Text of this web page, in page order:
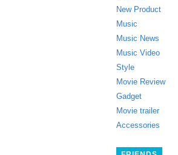
New Product
Music
Music News
Music Video
Style
Movie Review
Gadget
Movie trailer
Accessories